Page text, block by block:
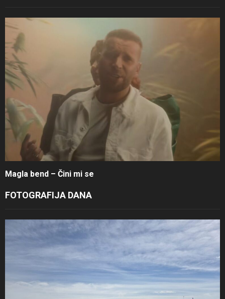
Magla bend – Čini mi se
FOTOGRAFIJA DANA